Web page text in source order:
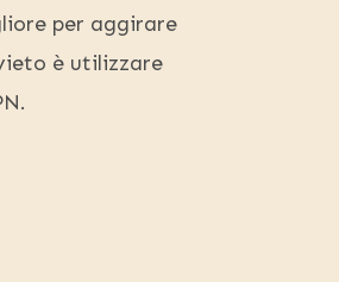
per aggirare
è utilizzare